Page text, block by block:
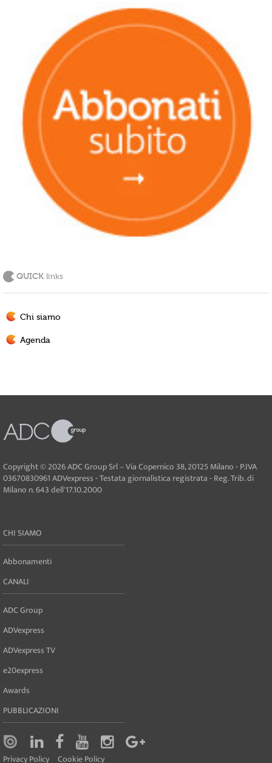
QUICK links
Chi siamo
Agenda
Copyright © 2026 ADC Group Srl – Via Copernico 38, 20125 Milano - P.IVA
03670830961 ADVexpress - Testata giornalistica registrata - Reg. Trib. di
Milano n. 643 dell'17.10.2000
CHI SIAMO
Abbonamenti
CANALI
ADC Group
ADVexpress
ADVexpress TV
e20express
Awards
PUBBLICAZIONI
Privacy Policy Cookie Policy